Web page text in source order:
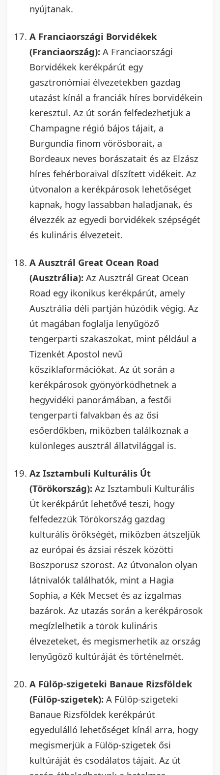
nyújtanak.
A Franciaországi Borvidékek
(Franciaország): A Franciaországi
Borvidékek kerékpárút egy
gasztronómiai élvezetekben gazdag
utazást kínál a franciák híres borvidékein
keresztül. Az út során felfedezhetjük a
Champagne régió bájos tájait, a
Burgundia finom vörösborait, a
Bordeaux neves borászatait és az Elzász
híres fehérboraival díszített vidékeit. Az
útvonalon a kerékpárosok lehetőséget
kapnak, hogy lassabban haladjanak, és
élvezzék az egyedi borvidékek szépségét
és kulináris élvezeteit.
A Ausztrál Great Ocean Road
(Ausztrália): Az Ausztrál Great Ocean
Road egy ikonikus kerékpárút, amely
Ausztrália déli partján húzódik végig. Az
út magában foglalja lenyűgöző
tengerparti szakaszokat, mint például a
Tizenkét Apostol nevű
kősziklaformációkat. Az út során a
kerékpárosok gyönyörködhetnek a
hegyvidéki panorámában, a festői
tengerparti falvakban és az ősi
esőerdőkben, miközben találkoznak a
különleges ausztrál állatvilággal is.
Az Isztambuli Kulturális Út
(Törökország): Az Isztambuli Kulturális
Út kerékpárút lehetővé teszi, hogy
felfedezzük Törökország gazdag
kulturális örökségét, miközben átszeljük
az európai és ázsiai részek közötti
Boszporusz szorost. Az útvonalon olyan
látnivalók találhatók, mint a Hagia
Sophia, a Kék Mecset és az izgalmas
bazárok. Az utazás során a kerékpárosok
megízlelhetik a török kulináris
élvezeteket, és megismerhetik az ország
lenyűgöző kultúráját és történelmét.
A Fülöp-szigeteki Banaue Rizsföldek
(Fülöp-szigetek): A Fülöp-szigeteki
Banaue Rizsföldek kerékpárút
egyedülálló lehetőséget kínál arra, hogy
megismerjük a Fülöp-szigetek ősi
kultúráját és csodálatos tájait. Az út